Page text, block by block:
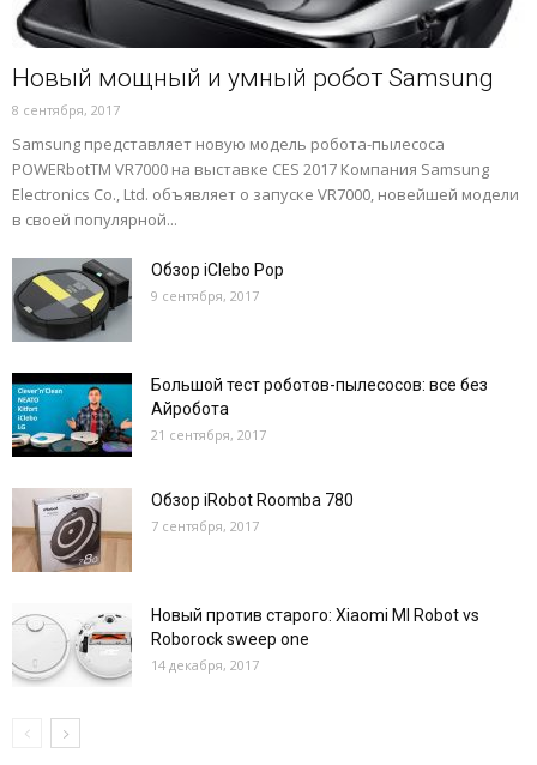
Новый мощный и умный робот Samsung
8 сентября, 2017
Samsung представляет новую модель робота-пылесоса
POWERbotTM VR7000 на выставке CES 2017 Компания Samsung
Electronics Co., Ltd. объявляет о запуске VR7000, новейшей модели
в своей популярной...
Обзор iClebo Pop
9 сентября, 2017
Большой тест роботов-пылесосов: все без
Айробота
21 сентября, 2017
Обзор iRobot Roomba 780
7 сентября, 2017
Новый против старого: Xiaomi MI Robot vs
Roborock sweep one
14 декабря, 2017